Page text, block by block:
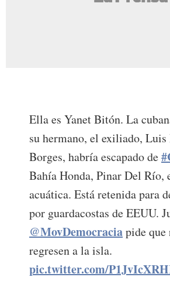
Ella es Yanet Bitón. La
su hermano, el exiliado,
Borges, habría escapado de
Bahía Honda, Pinar Del Río,
acuática. Está retenida para
por guardacostas de EEUU.
@MovDemocraciapide que
regresen a la isla.
pic.twitter.com/